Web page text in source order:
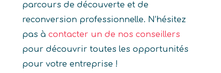
parcours de découverte et de
reconversion professionnelle. N’hésitez
pas à contacter un de nos conseillers
pour découvrir toutes les opportunités
pour votre entreprise !